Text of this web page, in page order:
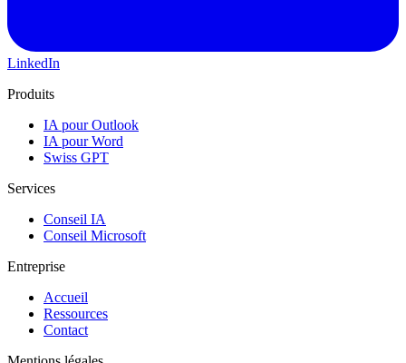
LinkedIn
Produits
IA pour Outlook
IA pour Word
Swiss GPT
Services
Conseil IA
Conseil Microsoft
Entreprise
Accueil
Ressources
Contact